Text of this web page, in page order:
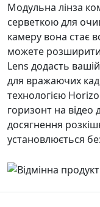
Модульна лінза
серветкою для
камеру вона стає
можете
Lens додасть
для вражаючих
технологією
горизонт на відео
досягнення
установлюється